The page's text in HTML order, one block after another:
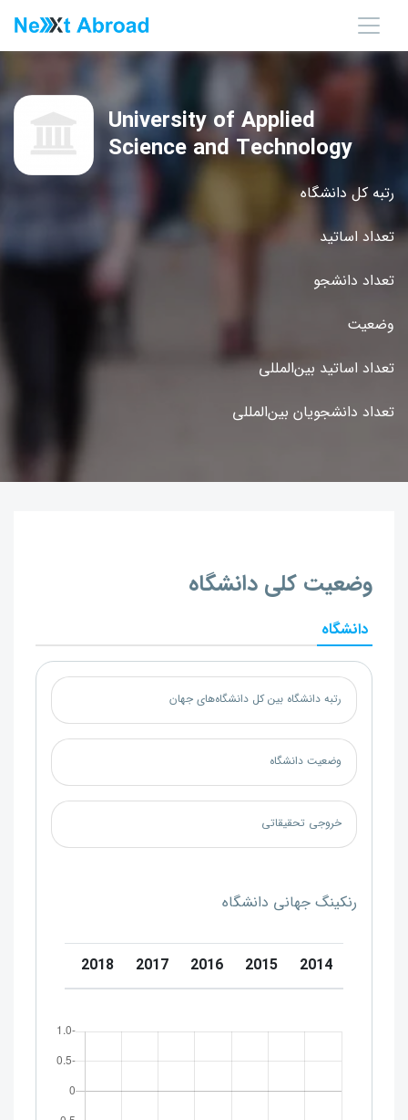
رتبه کل دانشگاه
تعداد اساتید
تعداد دانشجو
وضعیت
تعداد اساتید بین‌المللی
تعداد دانشجویان بین‌المللی
University of Applied
Science and Technology
وضعیت کلی دانشگاه
دانشگاه
رتبه دانشگاه بین کل دانشگاه‌های جهان
وضعیت دانشگاه
خروجی تحقیقاتی
رنکینگ جهانی دانشگاه
2014
2015
2016
2017
2018